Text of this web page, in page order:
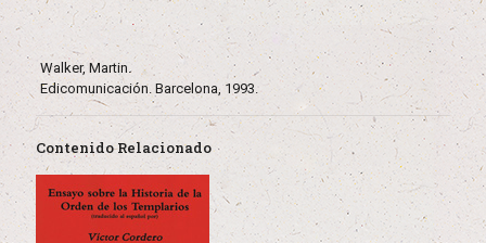
Walker, Martin.
Edicomunicación. Barcelona, 1993.
Contenido Relacionado